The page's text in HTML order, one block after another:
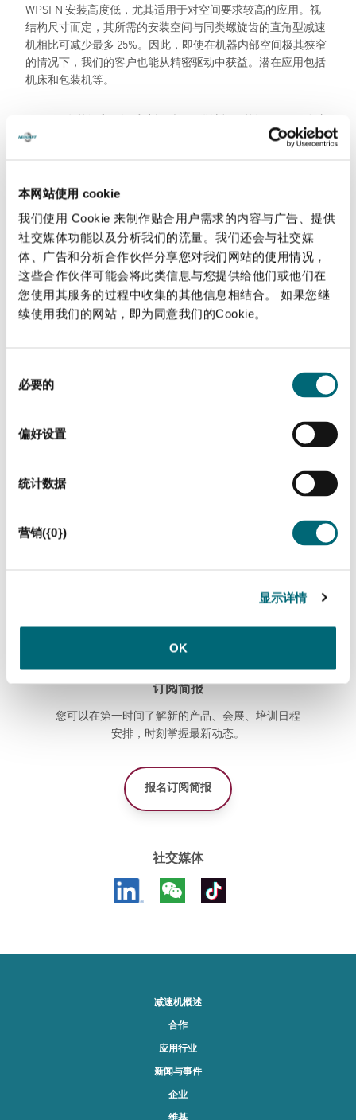
本网站使用 cookie
我们使用 Cookie 来制作贴合用户需求的内容与广告、提供
社交媒体功能以及分析我们的流量。我们还会与社交媒
体、广告和分析合作伙伴分享您对我们网站的使用情况，
这些合作伙伴可能会将此类信息与您提供给他们或他们在
您使用其服务的过程中收集的其他信息相结合。 如果您继
续使用我们的网站，即为同意我们的Cookie。
必要的
偏好设置
统计数据
营销({0})
显示详情
OK
WPSFN 安装高度低，尤其适用于对空间要求较高的应用。视
结构尺寸而定，其所需的安装空间与同类螺旋齿的直角型减速
机相比可减少最多 25%。因此，即使在机器内部空间极其狭窄
的情况下，我们的客户也能从精密驱动中获益。潜在应用包括
机床和包装机等。
WPSFN 有单级和双级减速机型号可供选择。单级 WPSFN在直
角内直接实现双曲面齿传动，因此，空心轴设计在法兰输出轴
弧分。
高品质螺旋齿是实现优化且均匀同步运行的有力保证，而双级
直角型精密减速机再搭配斜齿行星传动系统，还具有工作起来
振动极低的特点，在应用中将得到最佳的印刷图像和最高的表
面质量。
凭借符合 EN ISO 9409-1 标准的法兰接口，我们的 WPSFN 直角
影响到此款减速机。由于其配有径向轴密封件，WPSFN 在极
为严苛的环境条件下也能发挥出最佳水平。其防护等级为 IP
让我们保持联系
订阅简报
您可以在第一时间了解新的产品、会展、培训日程
安排，时刻掌握最新动态。
报名订阅简报
社交媒体
减速机概述
合作
应用行业
新闻与事件
企业
维基